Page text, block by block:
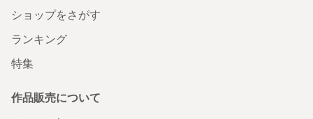
ショップをさがす
ランキング
特集
作品販売について